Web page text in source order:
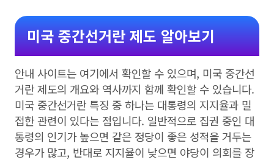
미국 중간선거란 제도 알아보기
안내 사이트는 여기에서 확인할 수 있으며, 미국 중간선
거란 제도의 개요와 역사까지 함께 확인할 수 있습니다.
미국 중간선거란 특징 중 하나는 대통령의 지지율과 밀
접한 관련이 있다는 점입니다. 일반적으로 집권 중인 대
통령의 인기가 높으면 같은 정당이 좋은 성적을 거두는
경우가 많고, 반대로 지지율이 낮으면 야당이 의회를 장